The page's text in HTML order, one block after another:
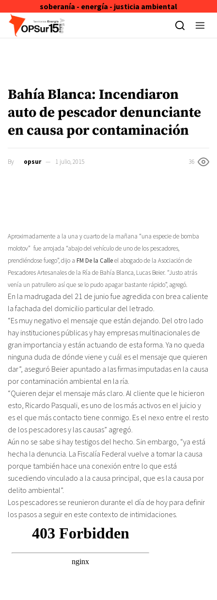
soberanía - energía - justicia ambiental
Skip to content
Bahía Blanca: Incendiaron
auto de pescador denunciante
en causa por contaminación
By opsur 1 julio, 2015 36
Aproximadamente a la una y cuarto de la mañana “una especie de bomba
molotov” fue arrojada “abajo del vehículo de uno de los pescadores,
prendiéndose fuego”, dijo a FM De la Calleel abogado de la Asociación de
Pescadores Artesanales de la Ría de Bahía Blanca, Lucas Beier. “Justo atrás
venía un patrullero así que se lo pudo apagar bastante rápido”, agregó.
En la madrugada del 21 de junio fue agredida con brea caliente
la fachada del domicilio particular del letrado.
“Es muy negativo el mensaje que están dejando. Del otro lado
hay instituciones públicas y hay empresas multinacionales de
gran importancia y están actuando de esta forma. Ya no queda
ninguna duda de dónde viene y cuál es el mensaje que quieren
dar”, aseguró Beier apuntado a las firmas imputadas en la causa
por contaminación ambiental en la ría.
“Quieren dejar el mensaje más claro. Al cliente que le hicieron
esto, Ricardo Pasquali, es uno de los más activos en el juicio y
es el que más contacto tiene conmigo. Es el nexo entre el resto
de los pescadores y las causas” agregó.
Aún no se sabe si hay testigos del hecho. Sin embargo, “ya está
hecha la denuncia. La Fiscalía Federal vuelve a tomar la causa
porque también hace una conexión entre lo que está
sucediendo vinculado a la causa principal, que es la causa por
delito ambiental”.
Los pescadores se reunieron durante el día de hoy para definir
los pasos a seguir en este contexto de intimidaciones.